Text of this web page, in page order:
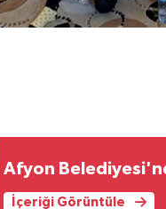
Afyon
İçeriği Görüntüle